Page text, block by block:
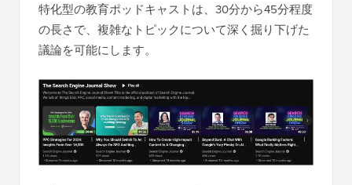
特化型の教育ポッドキャストは、30分から45分程度
の長さで、複雑なトピックについて深く掘り下げた
議論を可能にします。